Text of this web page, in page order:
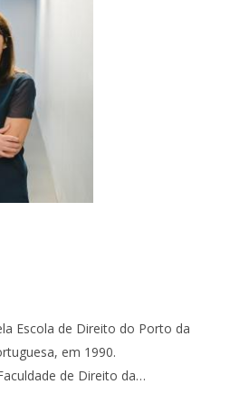
Escola de Direito do Porto da
em 1990.
de Direito da